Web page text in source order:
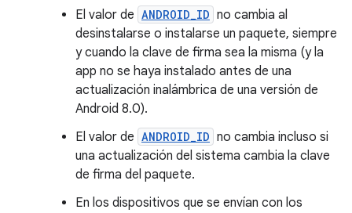
El valor de ANDROID_ID no cambia al
desinstalarse o instalarse un paquete, siempre
y cuando la clave de firma sea la misma (y la
app no se haya instalado antes de una
actualización inalámbrica de una versión de
Android 8.0).
El valor de ANDROID_ID no cambia incluso si
una actualización del sistema cambia la clave
de firma del paquete.
En los dispositivos que se envían con los